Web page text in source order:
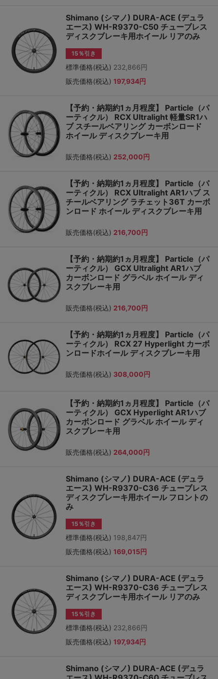
Shimano (シマノ) DURA-ACE (デュラ
エース) WH-R9370-C50 チューブレス
ディスクブレーキ用ホイール リアのみ
15％引き
標準価格(税込) 232,866円
販売価格(税込) 197,934円
【予約・納期約1ヵ月程度】 Particle（パ
ーティクル） RCX Ultralight 軽量SR1ハ
ブ スチールベアリング カーボンロード
ホイール ディスクブレーキ用
販売価格(税込) 252,000円
【予約・納期約1ヵ月程度】 Particle（パ
ーティクル） RCX Ultralight AR1ハブ ス
チールベアリング ラチェット36T カーボ
ンロード ホイール ディスクブレーキ用
販売価格(税込) 216,700円
【予約・納期約1ヵ月程度】 Particle（パ
ーティクル） GCX Ultralight AR1ハブ
カーボンロード グラベル ホイール ディ
スクブレーキ用
販売価格(税込) 216,700円
【予約・納期約1ヵ月程度】 Particle（パ
ーティクル） RCX 27 Hyperlight カーボ
ンロードホイール ディスクブレーキ用
販売価格(税込) 308,000円
【予約・納期約1ヵ月程度】 Particle（パ
ーティクル） GCX Hyperlight AR1ハブ
カーボンロード グラベル ホイール ディ
スクブレーキ用
販売価格(税込) 264,000円
Shimano (シマノ) DURA-ACE (デュラ
エース) WH-R9370-C36 チューブレス
ディスクブレーキ用ホイール フロントの
み
15％引き
標準価格(税込) 198,847円
販売価格(税込) 169,015円
Shimano (シマノ) DURA-ACE (デュラ
エース) WH-R9370-C36 チューブレス
ディスクブレーキ用ホイール リアのみ
15％引き
標準価格(税込) 232,866円
販売価格(税込) 197,934円
Shimano (シマノ) DURA-ACE (デュラ